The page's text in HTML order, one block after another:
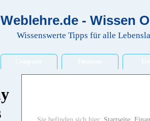
Weblehre.de - Wissen
Wissenswerte Tipps für alle